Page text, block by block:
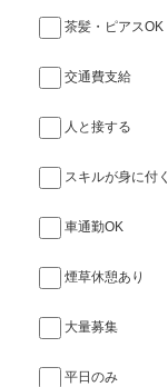
茶髪・ピアスOK
交通費支給
人と接する
スキルが身に付く
車通勤OK
煙草休憩あり
大量募集
平日のみ